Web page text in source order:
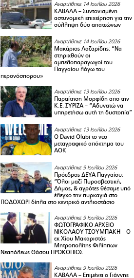
Αναρτήθηκε 14 Ιουλίου 2026
ΚΑΒΑΛΑ – Συντονισμένη
αστυνομική επιχείρηση για την
σύλληψη δύο απατεώνων
Αναρτήθηκε 14 Ιουλίου 2026
Μακάριος Λαζαρίδης: “Να
στηριχθούν οι
αμπελοπαραγωγοί του
Παγγαίου λόγω του
περονόσπορου»
Αναρτήθηκε 13 Ιουλίου 2026
Παραίτηση Μορφίδη απο την
Κ.Ε. ΣΥΡΙΖΑ – “Αδυνατώ να
υπηρετήσω αυτή τη δυστοπία”
Αναρτήθηκε 13 Ιουλίου 2026
Ο David Olubi το νεο
μεταγραφικό απόκτημα του
ΑΟΚ
Αναρτήθηκε 9 Ιουλίου 2026
Πρόεδρος ΔΕΥΑ Παγγαίου:
“Όλοι μαζί Πυροσβεστική,
Δήμος, & αγρότες θέσαμε υπό
έλεγχο την πυρκαγιά στο
ΠΟΔΟΧΩΡΙ δίπλα στο κεντρικό αντλιοστάσιο
Αναρτήθηκε 9 Ιουλίου 2026
ΦΩΤΟΓΡΑΦΙΚΟ ΑΡΧΕΙΟ
ΝΙΚΟΛΑΟΥ ΤΣΟΥΜΠΑΚΗ – Ο
εκ Χίου Μακαριστός
Μητροπολίτης Φιλίππων
Νεαπόλεως Θάσου ΠΡΟΚΟΠΙΟΣ
Αναρτήθηκε 9 Ιουλίου 2026
ΚΑΒΑΛΑ – Επιμένει ο Γιάννης